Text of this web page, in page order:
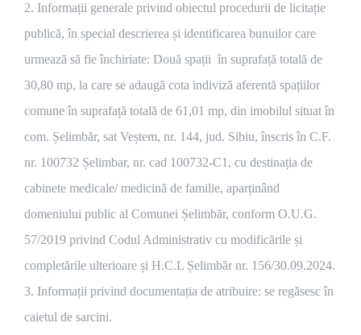
2. Informații generale privind obiectul procedurii de licitație
publică, în special descrierea și identificarea bunuilor care
urmează să fie închiriate: Două spații în suprafață totală de
30,80 mp, la care se adaugă cota indiviză aferentă spațiilor
comune în suprafață totală de 61,01 mp, din imobilul situat în
com. Șelimbăr, sat Veștem, nr. 144, jud. Sibiu, înscris în C.F.
nr. 100732 Șelimbar, nr. cad 100732-C1, cu destinația de
cabinete medicale/ medicină de familie, aparținând
domeniului public al Comunei Șelimbăr, conform O.U.G.
57/2019 privind Codul Administrativ cu modificările și
completările ulterioare și H.C.L Șelimbăr nr. 156/30.09.2024.
3. Informații privind documentația de atribuire: se regăsesc în
caietul de sarcini.